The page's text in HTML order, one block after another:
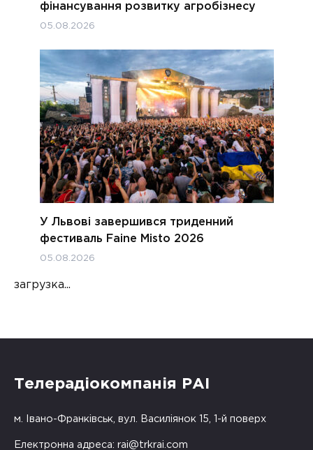
фінансування розвитку агробізнесу
05.08.2026
У Львові завершився триденний
фестиваль Faine Misto 2026
05.08.2026
загрузка...
Телерадіокомпанія РАІ
м. Івано-Франківськ, вул. Василіянок 15, 1-й поверх
Електронна адреса: rai@trkrai.com